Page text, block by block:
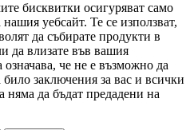
бисквитки осигуряват само
уебсайт. Те се използват,
да събирате продукти в
да влизате във вашия
означава, че не е възможно да
заключения за вас и всички
няма да бъдат предадени на